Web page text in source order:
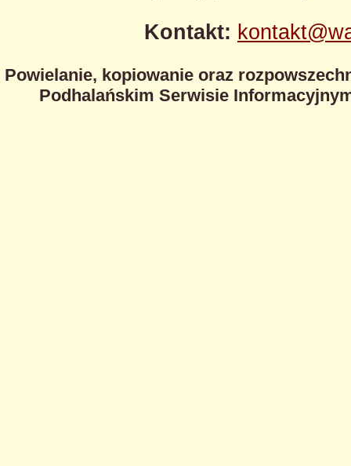
Kontakt:
Powielanie, kopiowanie oraz
Podhalańskim Serwisie